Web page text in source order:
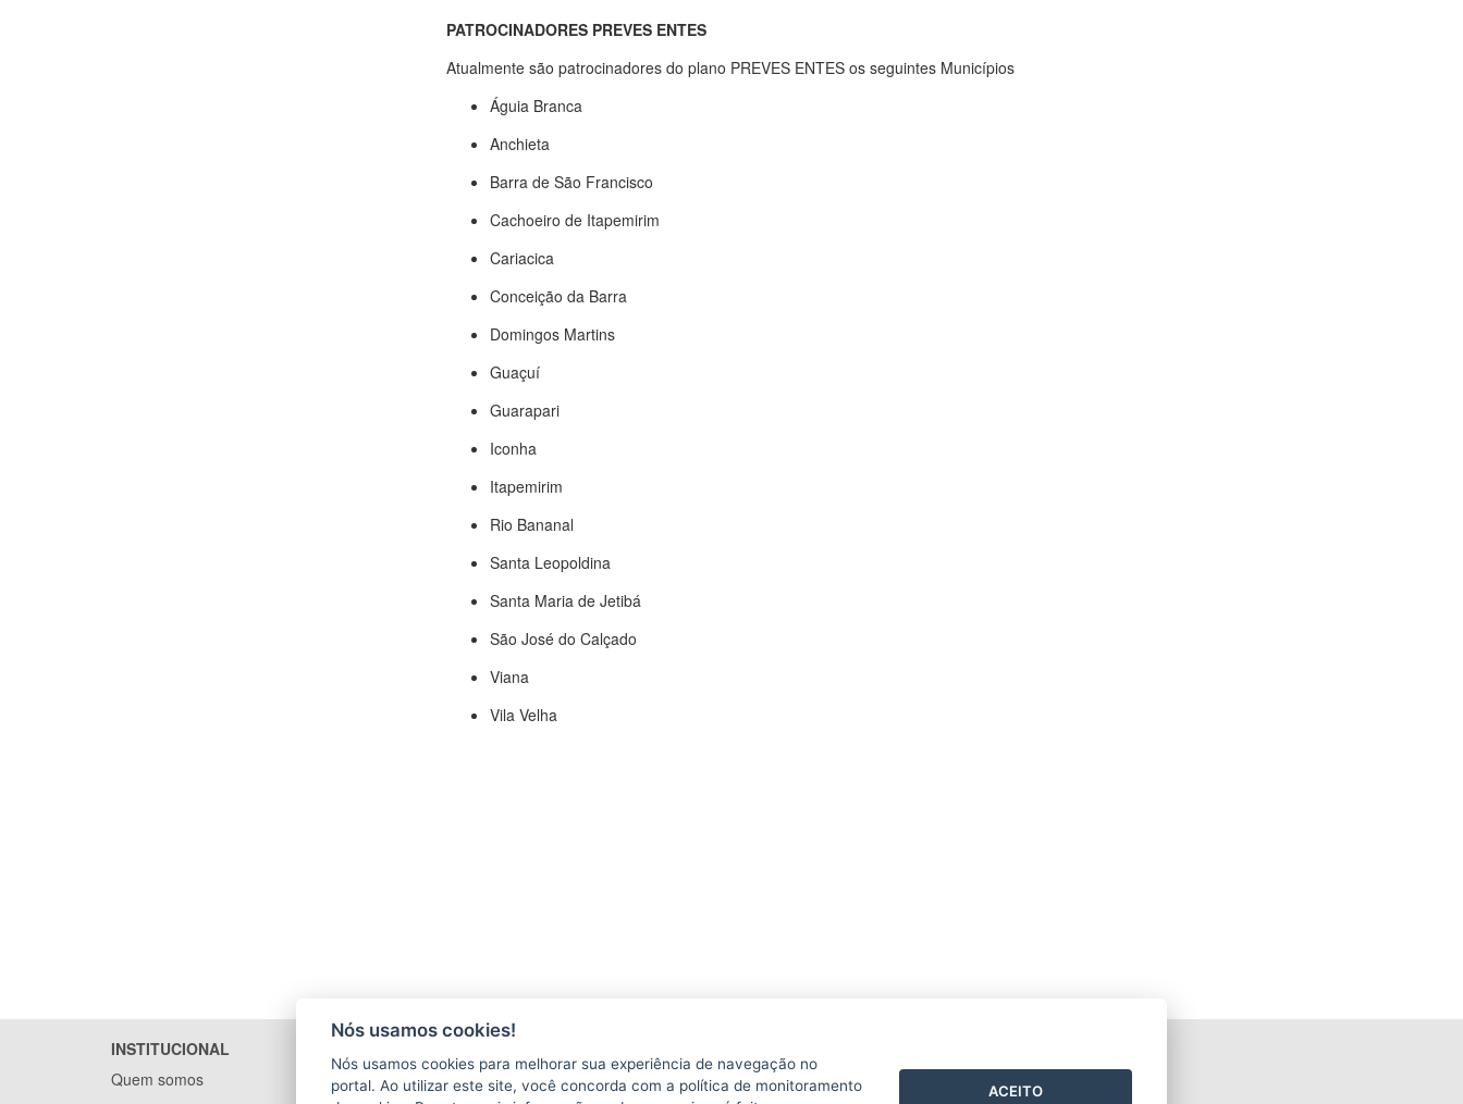
PATROCINADORES PREVES ENTES
Atualmente são patrocinadores do plano PREVES ENTES os seguintes Municípios
Águia Branca
Anchieta
Barra de São Francisco
Cachoeiro de Itapemirim
Cariacica
Conceição da Barra
Domingos Martins
Guaçuí
Guarapari
Iconha
Itapemirim
Rio Bananal
Santa Leopoldina
Santa Maria de Jetibá
São José do Calçado
Viana
Vila Velha
INSTITUCIONAL
Quem somos
Central de atendimento
Nós usamos cookies!
Nós usamos cookies para melhorar sua experiência de navegação no
portal. Ao utilizar este site, você concorda com a política de monitoramento
ACEITO